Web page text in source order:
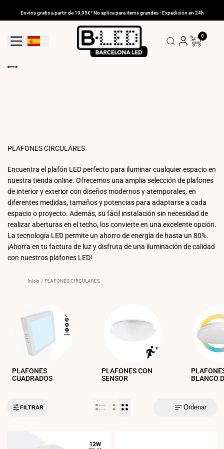
Envíos gratis a partir de 19,95€* No aplica para items grandes - Expedición en 24h
Geolocation Button: España
0
PLAFONES CIRCULARES
Encuentra el plafón LED perfecto para iluminar cualquier espacio en
nuestra tienda online. Ofrecemos una amplia selección de plafones
de interior y exterior con diseños modernos y atemporales, en
diferentes medidas, tamaños y potencias para adaptarse a cada
espacio o proyecto. Además, su fácil instalación sin necesidad de
realizar aberturas en el techo, los convierte en una excelente opción.
La tecnología LED permite un ahorro de energía de hasta un 80%.
¡Ahorra en tu factura de luz y disfruta de una iluminación de calidad
con nuestros plafones LED!
Inicio / PLAFONES CIRCULARES
PLAFONES
CUADRADOS
PLAFONES CON
SENSOR
BLANCO
FILTRAR Ordenar